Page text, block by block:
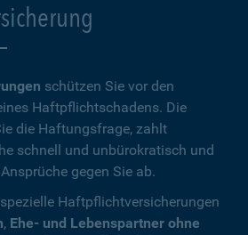
schützen Sie vor den
Haftpflichtschadens. Die
die Haftungsfrage, zahlt
schnell und unbürokratisch und
gegen Sie ab.
Haftpflichtversicherungen
, Ehe- und Lebenspartner ohne